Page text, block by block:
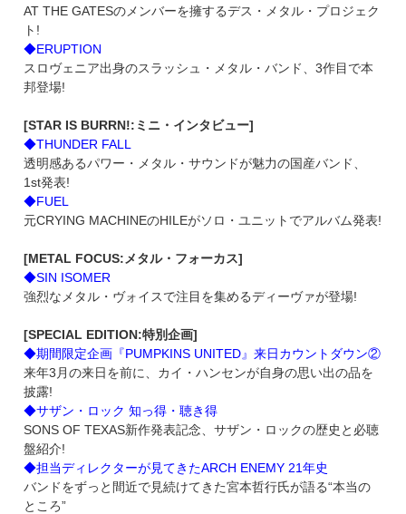
AT THE GATESのメンバーを擁するデス・メタル・プロジェク
ト!
◆ERUPTION
スロヴェニア出身のスラッシュ・メタル・バンド、3作目で本
邦登場!
[STAR IS BURRN!:ミニ・インタビュー]
◆THUNDER FALL
透明感あるパワー・メタル・サウンドが魅力の国産バンド、
1st発表!
◆FUEL
元CRYING MACHINEのHILEがソロ・ユニットでアルバム発表!
[METAL FOCUS:メタル・フォーカス]
◆SIN ISOMER
強烈なメタル・ヴォイスで注目を集めるディーヴァが登場!
[SPECIAL EDITION:特別企画]
◆期間限定企画『PUMPKINS UNITED』来日カウントダウン②
来年3月の来日を前に、カイ・ハンセンが自身の思い出の品を
披露!
◆サザン・ロック 知っ得・聴き得
SONS OF TEXAS新作発表記念、サザン・ロックの歴史と必聴
盤紹介!
◆担当ディレクターが見てきたARCH ENEMY 21年史
バンドをずっと間近で見続けてきた宮本哲行氏が語る“本当の
ところ”